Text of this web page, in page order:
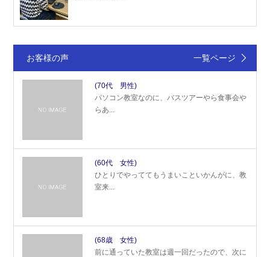
お客様の声 一覧ページ
(70代 男性)
パソコン教室なのに、バスツアーやら食事会や
らあ...
(60代 女性)
ひとりでやっててもうまいこといかんがに、教
室来...
(68歳 女性)
前に通っていた教室は週一回だったので、次に